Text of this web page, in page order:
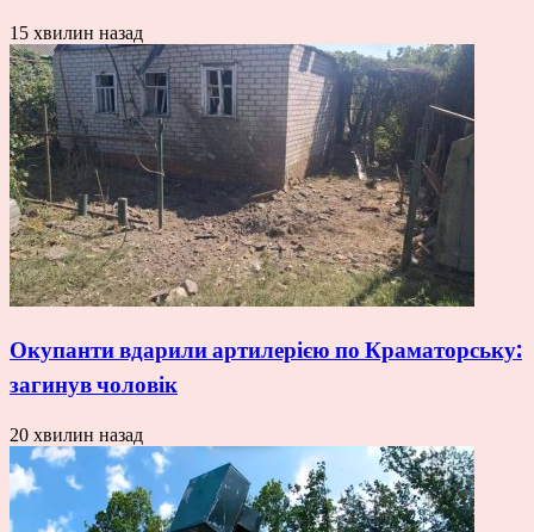
15 хвилин назад
Окупанти вдарили артилерією по Краматорську:
загинув чоловік
20 хвилин назад